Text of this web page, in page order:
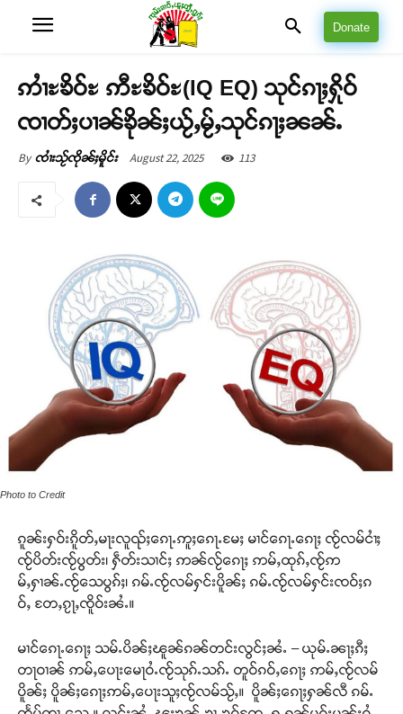
Donate
ဢၢႆႊၶိဝ်ႊ ဢီႊၶိဝ်ႊ(IQ EQ) သုင်ၵႃႈႁိုဝ်
ၸၢတ်ႈပၢၼ်ၶိုၼ်ႈယႂ်ႇမႂ်ႇသုင်ၵႃႈၼၼ်ႉ
By ၸၢႆးသႂ်ၸိုၼ်ႈမိူင်း August 22, 2025 113
Photo to Credit
ၵူၼ်းႁဝ်းၵိူတ်ႇမႃးလူၺ်ႈၵေႃႉဢူႈၵေႃႉမႄႈ မၢင်ၵေႃႉၵေႃႈ ၸႂ်လမ်ငၢႆႈ
ၸႂ်ပိတ်းၸႂ်ပွတ်း၊ ႁဵတ်းသၢင်ႈ ဢၼ်လႂ်ၵေႃႈ ဢမ်ႇထုၵ်ႇၸႂ်ဢ
မ်ႇႁၢၼ်ႉၸႂ်သေပွၵ်ႈ၊ ၵမ်ႉၸႂ်လမ်ႁင်းပိူၼ်ႈ ၵမ်ႉၸႂ်လမ်ႁင်းၸဝ်ႈၵ
ဝ်ႇ တႄႇၵႂႃႇၸိူဝ်းၼႆႉ။
မၢင်ၵေႃႉၵေႃႈ သမ်ႉပိၼ်ႈၽူၼ်ၵၼ်တင်းလွင်ႈၼႆႉ – ယုမ်ႉၼႃႈၵီႈ
တႃဝၢၼ် ဢမ်ႇပေႃးမေႃဝႆႉၸႂ်သုၵ်ႉသၵ်ႉ တူဝ်ၵဝ်ႇၵေႃႈ ဢမ်ႇၸႂ်လမ်
ပိူၼ်ႈ ပိူၼ်ႈၵေႃႈဢမ်ႇပေႃးသူႈၸႂ်လမ်သႂ်ႇ။ ပိူၼ်ႈၵေႃႈႁၼ်လီ ၵမ်ႉ